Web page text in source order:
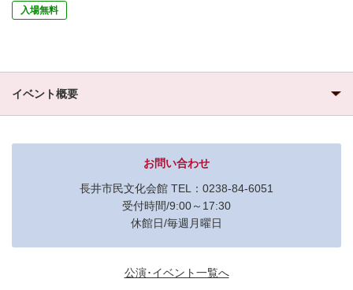
入場無料
イベント概要
お問い合わせ
長井市民文化会館 TEL：0238-84-6051
受付時間/9:00～17:30
休館日/毎週月曜日
公演･イベント一覧へ